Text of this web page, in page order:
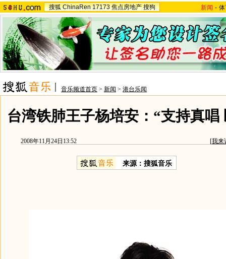
搜狐 ChinaRen 17173 焦点房地产 搜狗 新闻 -
音乐频道首页 > 新闻 > 港台乐闻
台湾铁肺王子杨培安：“支持真唱
2008年11月24日13:52 [我来
来源：搜狐音乐